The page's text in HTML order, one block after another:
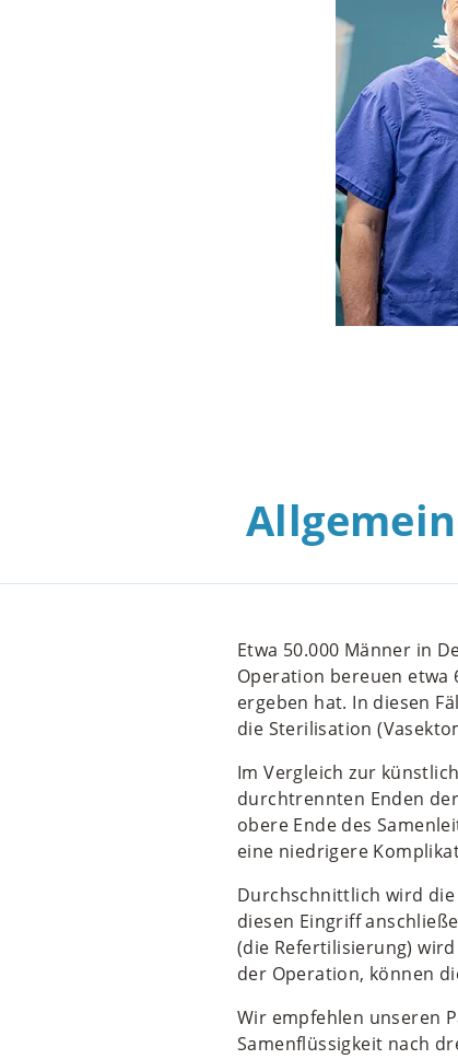
Etwa 50.000 Männer in
Operation bereuen etwa
ergeben hat. In diesen
die Sterilisation
Im Vergleich zur
durchtrennten Enden
obere Ende des
eine niedrigere
Durchschnittlich wird
diesen Eingriff
(die Refertilisierung)
der Operation, können
Wir empfehlen unseren
Samenflüssigkeit nach